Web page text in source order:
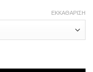
ΕΚΚΑΘΆΡΙΣΗ
ποσότητα